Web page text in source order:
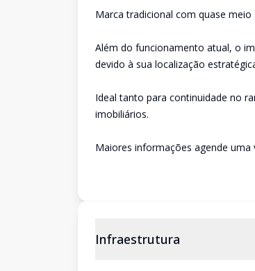
Marca tradicional com quase
Além do funcionamento atual, o
devido à sua localização
Ideal tanto para continuidade no
imobiliários.
Maiores informações agende
Infraestrutura